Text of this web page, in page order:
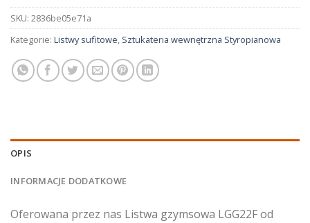
SKU: 2836be05e71a
Kategorie: Listwy sufitowe, Sztukateria wewnętrzna Styropianowa
OPIS
INFORMACJE DODATKOWE
Oferowana przez nas Listwa gzymsowa LGG22F od